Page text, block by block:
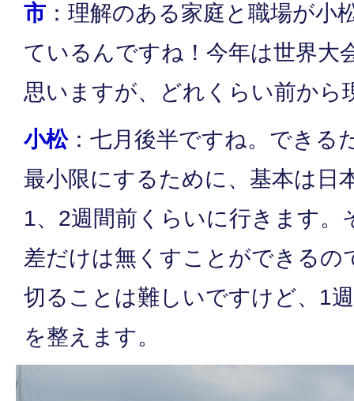
市 ：理解のある家庭と職場が小
ているんですね！今年は世界大
思いますが、どれくらい前から
小松：七月後半ですね。できる
最小限にするために、基本は日
1、2週間前くらいに行きます。
差だけは無くすことができるの
切ることは難しいですけど、1
を整えます。